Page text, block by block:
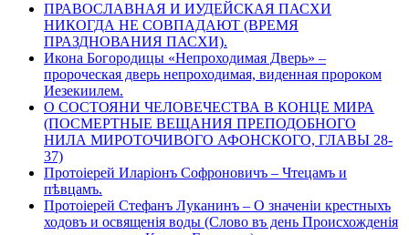
ПРАВОСЛАВНАЯ И ИУДЕЙСКАЯ ПАСХИ
НИКОГДА НЕ СОВПАДАЮТ (ВРЕМЯ
ПРАЗДНОВАНИЯ ПАСХИ).
Икона Богородицы «Непроходимая Дверь» –
пророческая дверь непроходимая, виденная пророком
Иезекиилем.
О СОСТОЯНИ ЧЕЛОВЕЧЕСТВА В КОНЦЕ МИРА
(ПОСМЕРТНЫЕ ВЕЩАНИЯ ПРЕПОДОБНОГО
НИЛА МИРОТОЧИВОГО АФОНСКОГО, ГЛАВЫ 28-
37)
Протоіерей Иларіонъ Софроновичъ – Чтецамъ и
пѣвцамъ.
Протоіерей Стефанъ Луканинъ – О значеніи крестныхъ
ходовъ и освященія воды (Слово въ день Происхожденія